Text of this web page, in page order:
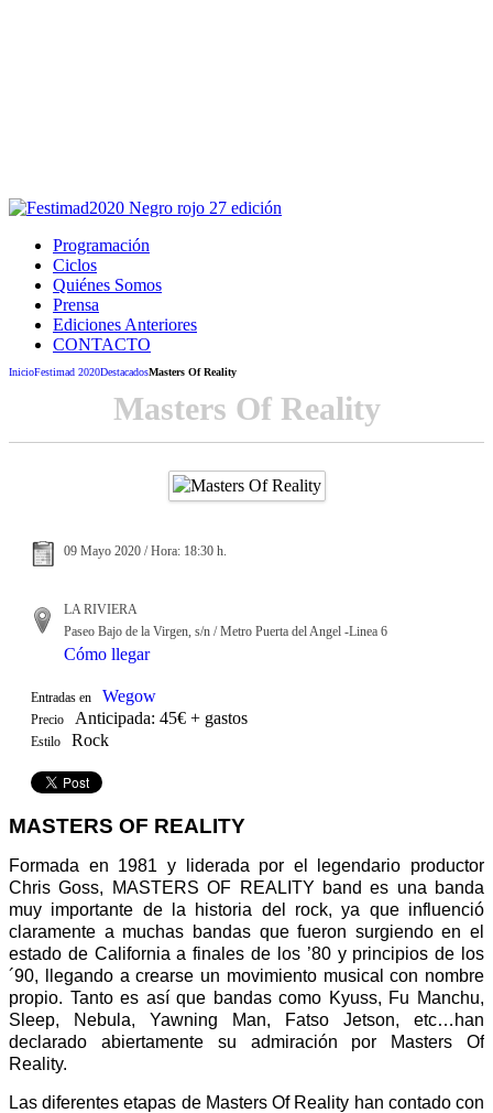
Programación
Ciclos
Quiénes Somos
Prensa
Ediciones Anteriores
CONTACTO
InicioFestimad 2020DestacadosMasters Of Reality
Masters Of Reality
09 Mayo 2020 / Hora: 18:30 h.
LA RIVIERA
Paseo Bajo de la Virgen, s/n / Metro Puerta del Angel -Linea 6
Cómo llegar
Entradas en Wegow
Precio Anticipada: 45€ + gastos
Estilo Rock
MASTERS OF REALITY
Formada en 1981 y liderada por el legendario productor
Chris Goss, MASTERS OF REALITY band es una banda
muy importante de la historia del rock, ya que influenció
claramente a muchas bandas que fueron surgiendo en el
estado de California a finales de los ’80 y principios de los
´90, llegando a crearse un movimiento musical con nombre
propio. Tanto es así que bandas como Kyuss, Fu Manchu,
Sleep, Nebula, Yawning Man, Fatso Jetson, etc…han
declarado abiertamente su admiración por Masters Of
Reality.
Las diferentes etapas de Masters Of Reality han contado con